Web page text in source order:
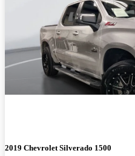
2019 Chevrolet Silverado 1500